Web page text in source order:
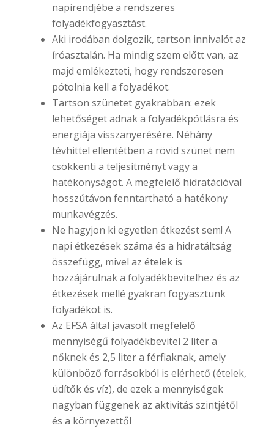
napirendjébe a rendszeres
folyadékfogyasztást.
Aki irodában dolgozik, tartson innivalót az
íróasztalán. Ha mindig szem előtt van, az
majd emlékezteti, hogy rendszeresen
pótolnia kell a folyadékot.
Tartson szünetet gyakrabban: ezek
lehetőséget adnak a folyadékpótlásra és
energiája visszanyerésére. Néhány
tévhittel ellentétben a rövid szünet nem
csökkenti a teljesítményt vagy a
hatékonyságot. A megfelelő hidratációval
hosszútávon fenntartható a hatékony
munkavégzés.
Ne hagyjon ki egyetlen étkezést sem! A
napi étkezések száma és a hidratáltság
összefügg, mivel az ételek is
hozzájárulnak a folyadékbevitelhez és az
étkezések mellé gyakran fogyasztunk
folyadékot is.
Az EFSA által javasolt megfelelő
mennyiségű folyadékbevitel 2 liter a
nőknek és 2,5 liter a férfiaknak, amely
különböző forrásokból is elérhető (ételek,
üdítők és víz), de ezek a mennyiségek
nagyban függenek az aktivitás szintjétől
és a környezettől